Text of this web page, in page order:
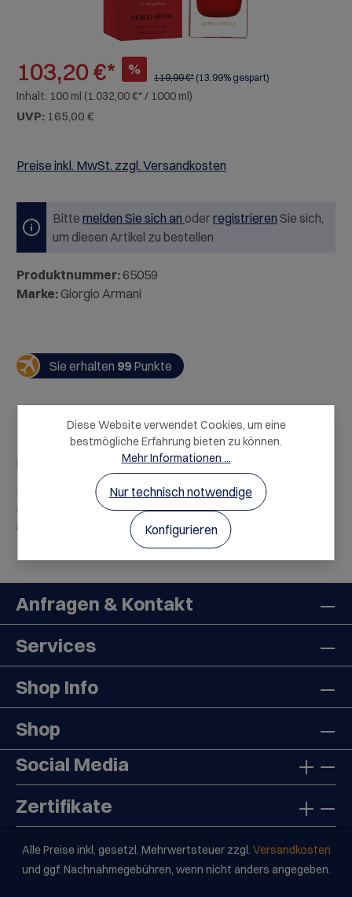
103,20 €* % 119,99 €* (13.99% gespart)
Inhalt: 100 ml (1.032,00 €* / 1000 ml)
UVP: 165,00 €
Preise inkl. MwSt. zzgl. Versandkosten
Bitte melden Sie sich an oderregistrieren Sie sich,
um diesen Artikel zu bestellen
Produktnummer:65059
Marke:Giorgio Armani
Sie erhalten 99 Punkte
Beschreibung
Das Sì Passione von Giorgio Armani ist der Herzschlag
der Vision moderner Femininität. Sì Passione im sehr
eleganten Fläschc… Mehr
Anfragen & Kontakt
Services
Shop Info
Shop
Social Media
Zertifikate
Alle Preise inkl. gesetzl. Mehrwertsteuer zzgl. Versandkosten
und ggf. Nachnahmegebühren, wenn nicht anders angegeben.
Diese Website verwendet Cookies, um eine
bestmögliche Erfahrung bieten zu können.
Mehr Informationen ...
Nur technisch notwendige
Konfigurieren